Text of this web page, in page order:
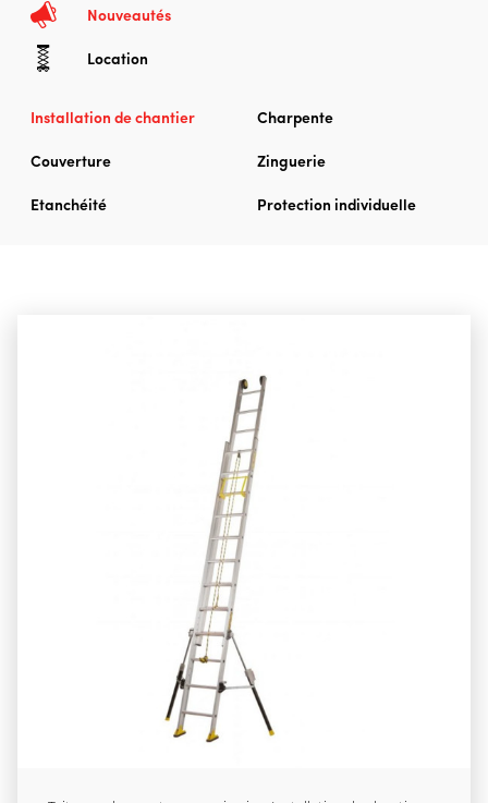
Nouveautés
Location
Installation de chantier
Charpente
Couverture
Zinguerie
Etanchéité
Protection individuelle